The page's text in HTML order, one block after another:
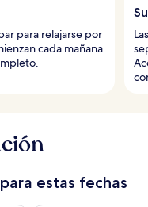
para relajarse por
cada mañana
estas fechas